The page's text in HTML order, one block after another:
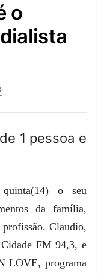
o seu
da família,
profissão. Claudio,
FM 94,3, e
LOVE, programa